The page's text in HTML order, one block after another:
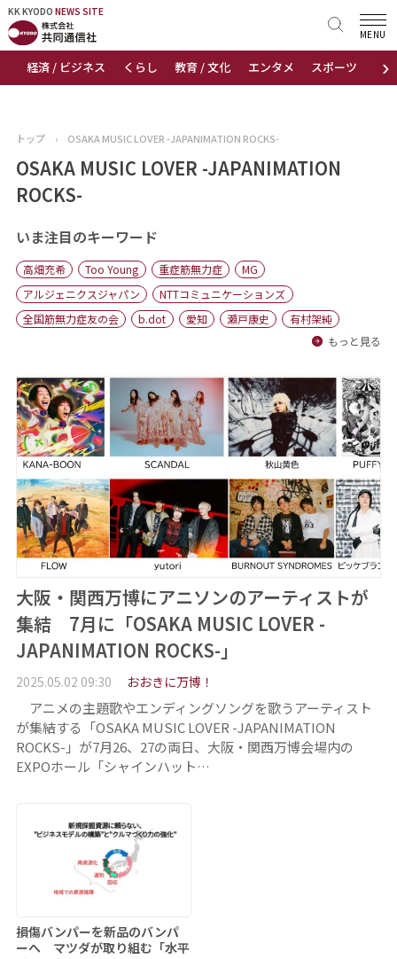
KK KYODO NEWS SITE
›
経済 / ビジネス くらし 教育 / 文化 エンタメ スポーツ 地域
MENU
KK KYODONEWS SITE
トップページ
ニュース
おすすめコンテンツ
会社概要
トップ › OSAKA MUSIC LOVER -JAPANIMATION ROCKS-
OSAKA MUSIC LOVER -JAPANIMATION
ROCKS-
いま注目のキーワード
高畑充希 Too Young 重症筋無力症
MG
アルジェニクスジャパン
NTTコミュニケーションズ
全国筋無力症友の会
b.dot 愛知 瀬戸康史
有村架純
もっと見る
大阪・関西万博にアニソンのアーティストが
集結 7月に「OSAKA MUSIC LOVER -
JAPANIMATION ROCKS-」
2025.05.02 09:30 おおきに万博！
アニメの主題歌やエンディングソングを歌うアーティスト
が集結する「OSAKA MUSIC LOVER -JAPANIMATION
ROCKS-」が7月26、27の両日、大阪・関西万博会場内の
EXPOホール「シャインハット…
損傷バンパーを新品のバンパ
ーへ マツダが取り組む「水平